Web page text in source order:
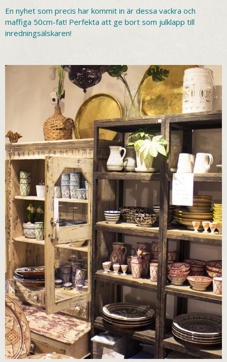
En nyhet som precis har kommit in är dessa vackra och
maffiga 50cm-fat! Perfekta att ge bort som julklapp till
inredningsälskaren!